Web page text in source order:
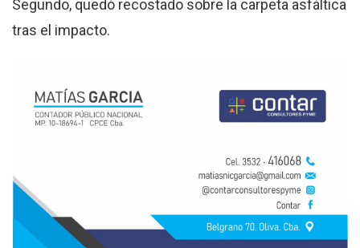
Segundo, quedó recostado sobre la carpeta asfáltica
tras el impacto.